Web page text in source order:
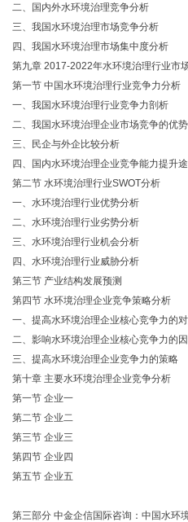
二、国内外水环境治理竞争分析
三、我国水环境治理市场竞争分析
四、我国水环境治理市场集中度分析
第九章 2017-2022年水环境治理行业市
第一节 中国水环境治理行业竞争力分析
一、我国水环境治理行业竞争力剖析
二、我国水环境治理企业市场竞争的优势
三、民企与外企比较分析
四、国内水环境治理企业竞争能力提升
第二节 水环境治理行业SWOT分析
一、水环境治理行业优势分析
二、水环境治理行业劣势分析
三、水环境治理行业机会分析
四、水环境治理行业威胁分析
第三节 产业结构发展预测
第四节 水环境治理企业竞争策略分析
一、提高水环境治理企业核心竞争力的
二、影响水环境治理企业核心竞争力的
三、提高水环境治理企业竞争力的策略
第十章 主要水环境治理企业竞争分析
第一节 企业一
第二节 企业二
第三节 企业三
第四节 企业四
第五节 企业五
第三部分 中金企信国际咨询：中国水环